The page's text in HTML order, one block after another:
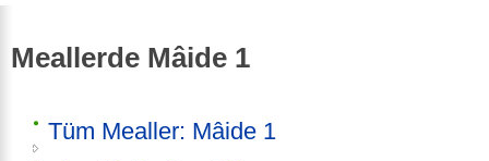
Meallerde Mâide 1
Tüm Mealler: Mâide 1